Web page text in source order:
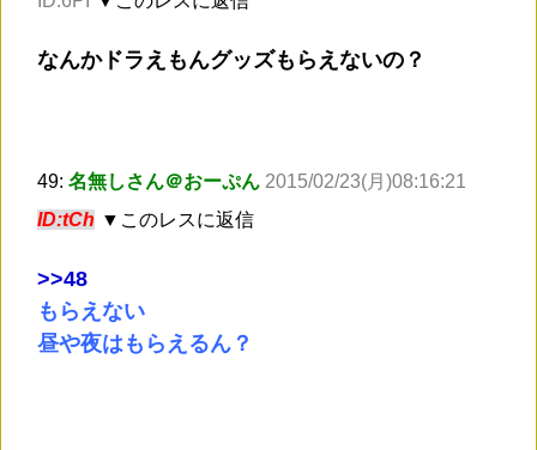
なんかドラえもんグッズもらえないの？
49: 名無しさん＠おーぷん 2015/02/23(月)08:16:21
ID:tCh ▼このレスに返信
>>48
もらえない
昼や夜はもらえるん？